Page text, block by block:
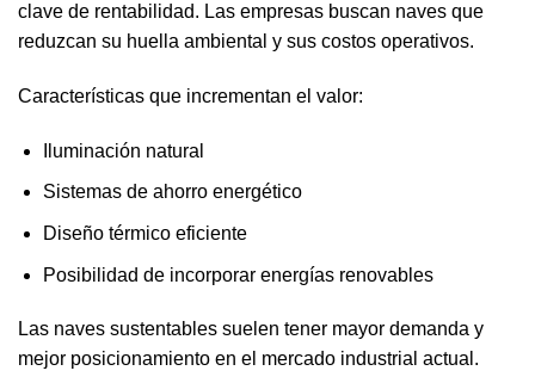
clave de rentabilidad. Las empresas buscan naves que
reduzcan su huella ambiental y sus costos operativos.
Características que incrementan el valor:
Iluminación natural
Sistemas de ahorro energético
Diseño térmico eficiente
Posibilidad de incorporar energías renovables
Las naves sustentables suelen tener mayor demanda y
mejor posicionamiento en el mercado industrial actual.